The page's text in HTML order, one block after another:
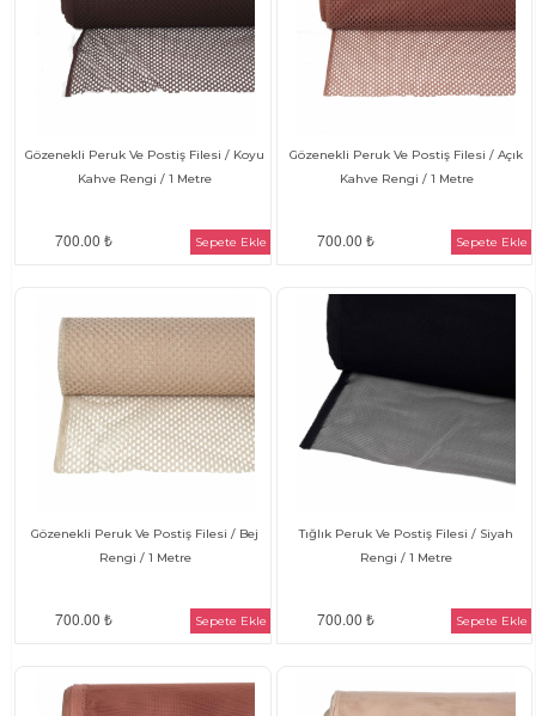
Gözenekli Peruk Ve Postiş Filesi / Koyu
Kahve Rengi / 1 Metre
700.00 ₺ Sepete Ekle
Gözenekli Peruk Ve Postiş Filesi / Açık
Kahve Rengi / 1 Metre
700.00 ₺ Sepete Ekle
Gözenekli Peruk Ve Postiş Filesi / Bej
Rengi / 1 Metre
700.00 ₺ Sepete Ekle
Tığlık Peruk Ve Postiş Filesi / Siyah
Rengi / 1 Metre
700.00 ₺ Sepete Ekle